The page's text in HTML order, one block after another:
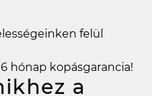
felül
hónap kopásgarancia!
a